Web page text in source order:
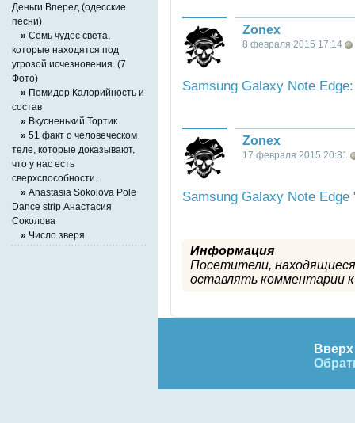
Zonex
8 февраля 2015 17:14
Samsung Galaxy Note
Zonex
17 февраля 2015 20:31
Samsung Galaxy Note Edge
Информация
Посетители,
оставлять комментарии к
Деньги Вперед (одесские
песни)
» Семь чудес света,
которые находятся под
угрозой исчезновения. (7
Фото)
» Помидор Калорийность и
состав
» Вкусненький Тортик
» 51 факт о человеческом
теле, которые доказывают,
что у нас есть
сверхспособности..
» Anastasia Sokolova Pole
Dance strip Анастасия
Соколова
» Число зверя
Вверх